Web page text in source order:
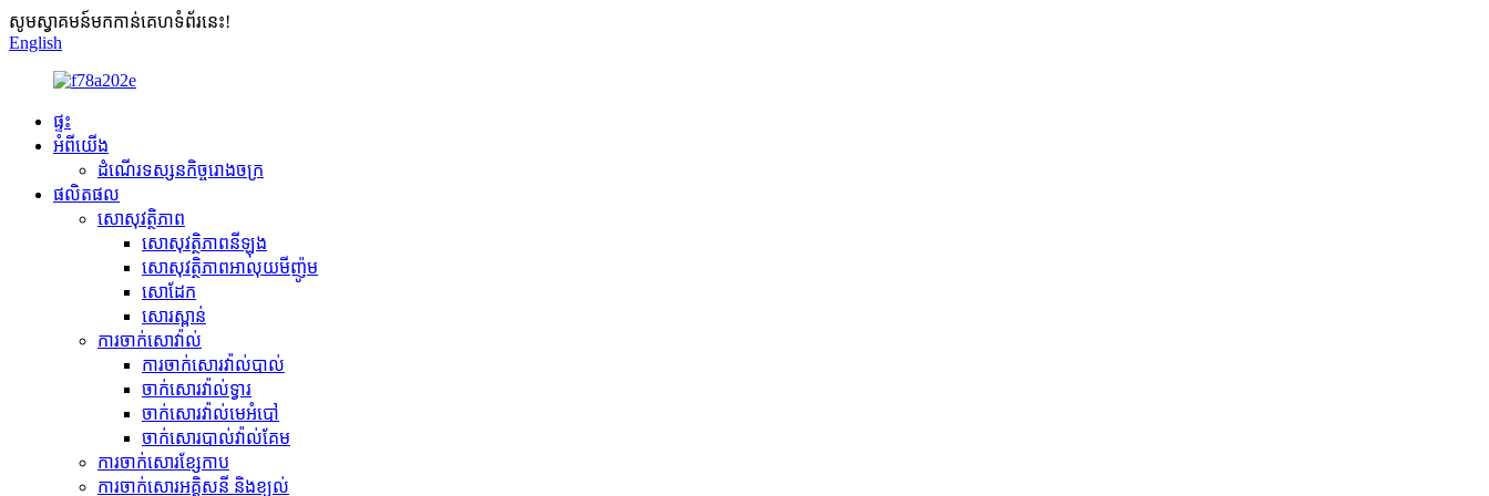
សូមស្វាគមន៍មកកាន់គេហទំព័រនេះ!
English
ផ្ទះ
អំពីយើង
ដំណើរទស្សនកិច្ចរោងចក្រ
ផលិតផល
សោសុវត្ថិភាព
សោសុវត្ថិភាពនីឡុង
សោសុវត្ថិភាពអាលុយមីញ៉ូម
សោដែក
សោរស្ពាន់
ការចាក់សោវ៉ាល់
ការចាក់សោរវ៉ាល់បាល់
ចាក់សោរវ៉ាល់ទ្វារ
ចាក់សោរវ៉ាល់មេអំបៅ
ចាក់សោរបាល់វ៉ាល់គែម
ការចាក់សោរខ្សែកាប
ការចាក់សោរអគ្គិសនី និងខ្យល់